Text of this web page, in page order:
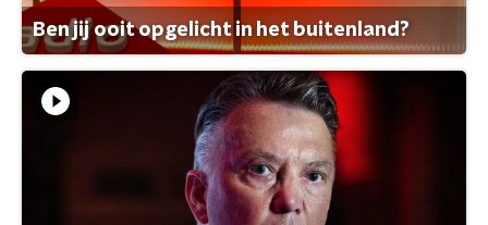
Ben jij ooit opgelicht in het buitenland?